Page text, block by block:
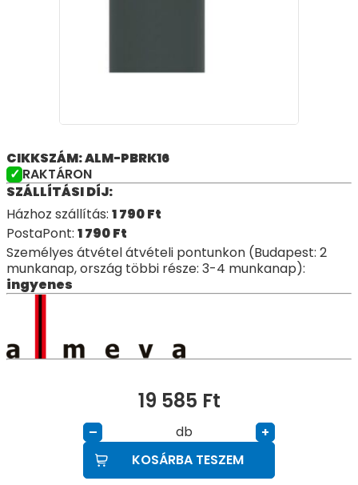
CIKKSZÁM: ALM-PBRK16
RAKTÁRON
SZÁLLÍTÁSI DÍJ:
Házhoz szállítás: 1 790Ft
PostaPont: 1 790Ft
Személyes átvétel átvételi pontunkon (Budapest: 2
munkanap, ország többi része: 3-4 munkanap):
ingyenes
19 585 Ft
– db
+
KOSÁRBA TESZEM